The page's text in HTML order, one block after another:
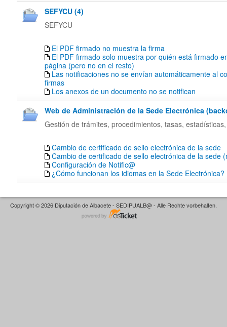
SEFYCU (4)
SEFYCU
El PDF firmado no muestra la firma
El PDF firmado solo muestra por quién está firmado
página (pero no en el resto)
Las notificaciones no se envían automáticamente al
firmas
Los anexos de un documento no se notifican
Web de Administración de la Sede Electrónica
Gestión de trámites, procedimientos, tasas,
Cambio de certificado de sello electrónica de la sede
Cambio de certificado de sello electrónica de la sede
Configuración de Notific@
¿Cómo funcionan los idiomas en la Sede Electrónica?
Copyright © 2026 Diputación de Albacete - SEDIPUALB@ - Alle Rechte vorbehalten.